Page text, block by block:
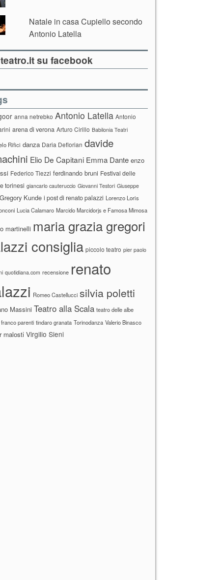
Natale in casa Cupiello secondo
Antonio Latella
su facebook
anna netrebko Antonio Latella Antonio
arena di verona Arturo Cirillo Babilonia Teatri
Rifici danza Daria Deflorian davide
Elio De Capitani Emma Dante enzo
Federico Tiezzi ferdinando bruni Festival delle
torinesi giancarlo cauteruccio Giovanni Testori Giuseppe
Gregory Kunde i post di renato palazzi Lorenzo Loris
Lucia Calamaro Marcido Marcidorjs e Famosa Mimosa
martinelli maria grazia gregori
consiglia piccolo teatro pier paolo
quotidiana.com recensione renato
Romeo Castellucci silvia poletti
Massini Teatro alla Scala teatro delle albe
parenti tindaro granata Torinodanza Valerio Binasco
malosti Virgilio Sieni